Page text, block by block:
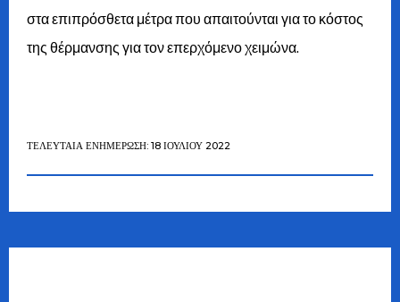
στα επιπρόσθετα μέτρα που απαιτούνται για το κόστος
της θέρμανσης για τον επερχόμενο χειμώνα.
ΤΕΛΕΥΤΑΊΑ ΕΝΗΜΈΡΩΣΗ: 18 ΙΟΥΛΊΟΥ 2022